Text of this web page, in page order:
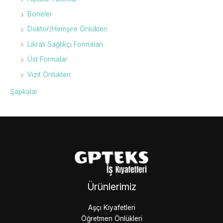
Boneler
Doktor/Hemşire Önlükleri
Likralı Sağlıkçı Formaları
Üst Formalar
Vizit Önlükleri
Şapkalar
Ürünlerimiz
Aşçı Kıyafetleri
Öğretmen Önlükleri